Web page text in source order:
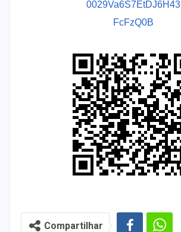
0029Va6S7EtDJ6H43
FcFzQ0B
Compartilhar